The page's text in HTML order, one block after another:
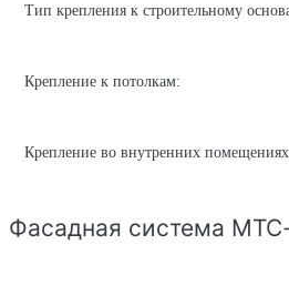
Тип крепления к строительному
Крепление к потолкам:
Крепление во внутренних
Фасадная система